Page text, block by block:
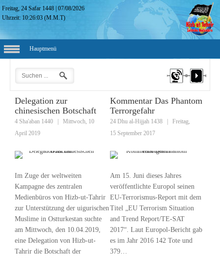
Freitag, 24 Safar 1448 |07/08/2026
Uhrzeit: 10:26:04 (M.M.T)
Hauptmenü
Delegation zur
chinesischen Botschaft
4 Sha'aban 1440
Mittwoch, 10
April 2019
Im Zuge der weltweiten
Kampagne des zentralen
Medienbüros von Hizb-ut-Tahrir
zur Unterstützung der uigurischen
Muslime in Ostturkestan suchte
am Mittwoch, den 10.04.2019,
eine Delegation von Hizb-ut-
Tahrir die Botschaft der
Kommentar Das Phantom
Terrorgefahr
24 Dhu al-Hijjah 1438
Freitag,
15 September 2017
Am 15. Juni dieses Jahres
veröffentlichte Europol seinen
EU-Terrorismus-Report mit dem
Titel „EU Terrorism Situation
and Trend Report/TE-SAT
2017“. Laut Europol-Bericht gab
es im Jahr 2016 142 Tote und
379…